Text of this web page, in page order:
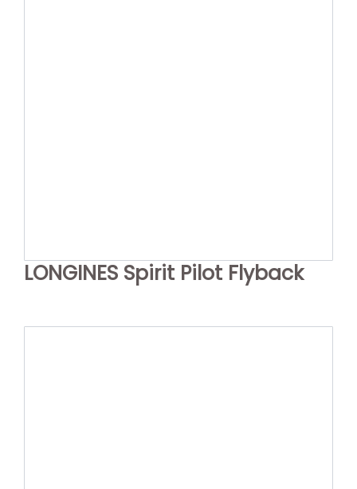
LONGINES Spirit Pilot Flyback